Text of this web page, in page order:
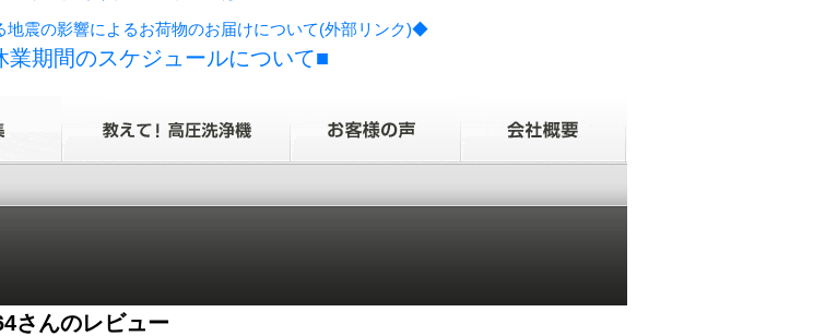
震の影響によるお荷物のお届けについて(外部リンク)◆
業期間のスケジュールについて■
さんのレビュー